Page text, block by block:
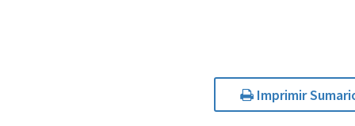
Imprimir